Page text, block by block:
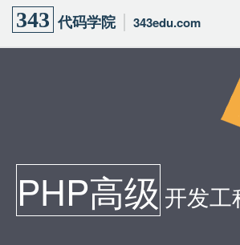
343 代码学院 343edu.com
PHP高级 开发工